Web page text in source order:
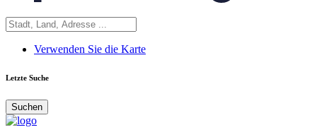
Verwenden Sie die Karte
Letzte Suche
Suchen